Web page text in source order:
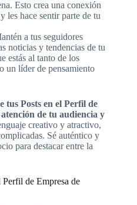
Esto crea una conexión
les hace sentir parte de tu
a tus seguidores
noticias y tendencias de tu
estás al tanto de los
un líder de pensamiento
tus Posts en el Perfil de
de tu audiencia y
creativo y atractivo,
Sé auténtico y
para destacar entre la
de Empresa de